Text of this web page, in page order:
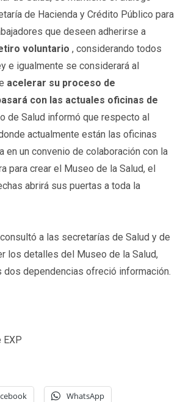
de Hacienda y Crédito Público para
que deseen adherirse a
voluntario , considerando todos
e igualmente se considerará al
acelerar su proceso de
con las actuales oficinas de
de Salud informó que respecto al
actualmente están las oficinas
en un convenio de colaboración con la
para crear el Museo de la Salud, el
abrirá sus puertas a toda la
a las secretarías de Salud y de
los detalles del Museo de la Salud,
dos dependencias ofreció información.
EXP
WhatsApp